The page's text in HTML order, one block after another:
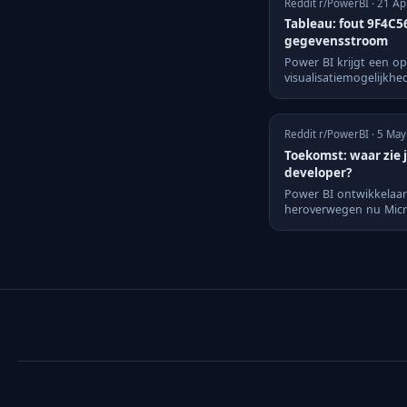
Reddit r/PowerBI · 21
Tableau: fout
gegevensstroom
Power BI krijgt een
Reddit r/PowerBI · 5
Toekomst: waar zie
developer?
Power BI
heroverwegen nu